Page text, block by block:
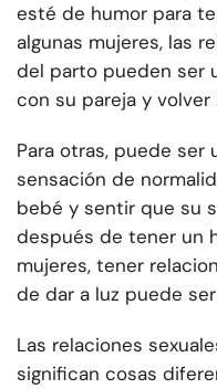
esté de humor para
algunas mujeres, las
del parto pueden ser
con su pareja y
Para otras, puede ser
sensación de
bebé y sentir que su
después de tener un
mujeres, tener
de dar a luz puede
Las relaciones
significan cosas